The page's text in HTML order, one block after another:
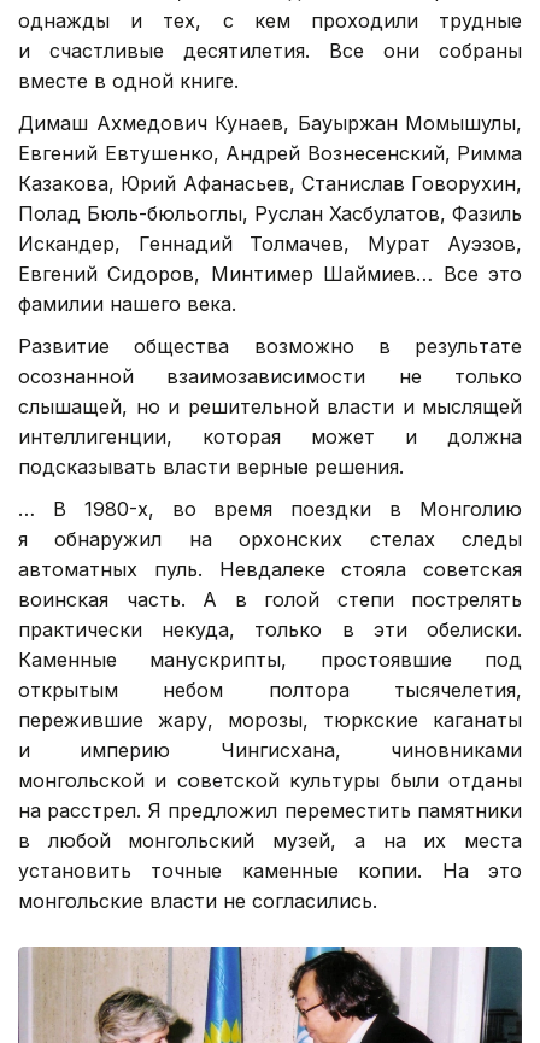
однажды и тех, с кем проходили трудные
и счастливые десятилетия. Все они собраны
вместе в одной книге.
Димаш Ахмедович Кунаев, Бауыржан Момышулы,
Евгений Евтушенко, Андрей Вознесенский, Римма
Казакова, Юрий Афанасьев, Станислав Говорухин,
Полад Бюль-бюльоглы, Руслан Хасбулатов, Фазиль
Искандер, Геннадий Толмачев, Мурат Ауэзов,
Евгений Сидоров, Минтимер Шаймиев… Все это
фамилии нашего века.
Развитие общества возможно в результате
осознанной взаимозависимости не только
слышащей, но и решительной власти и мыслящей
интеллигенции, которая может и должна
подсказывать власти верные решения.
… В 1980-х, во время поездки в Монголию
я обнаружил на орхонских стелах следы
автоматных пуль. Невдалеке стояла советская
воинская часть. А в голой степи пострелять
практически некуда, только в эти обелиски.
Каменные манускрипты, простоявшие под
открытым небом полтора тысячелетия,
пережившие жару, морозы, тюркские каганаты
и империю Чингисхана, чиновниками
монгольской и советской культуры были отданы
на расстрел. Я предложил переместить памятники
в любой монгольский музей, а на их места
установить точные каменные копии. На это
монгольские власти не согласились.